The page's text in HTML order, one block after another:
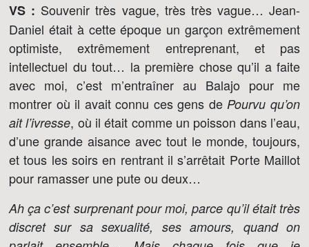
VS : Souvenir très vague, très très vague… Jean-
Daniel était à cette époque un garçon extrêmement
optimiste, extrêmement entreprenant, et pas
intellectuel du tout… la première chose qu’il a faite
avec moi, c’est m’entraîner au Balajo pour me
montrer où il avait connu ces gens de Pourvu qu’on
ait l’ivresse, où il était comme un poisson dans l’eau,
d’une grande aisance avec tout le monde, toujours,
et tous les soirs en rentrant il s’arrêtait Porte Maillot
pour ramasser une pute ou deux…
Ah ça c’est surprenant pour moi, parce qu’il était très
discret sur sa sexualité, ses amours, quand on